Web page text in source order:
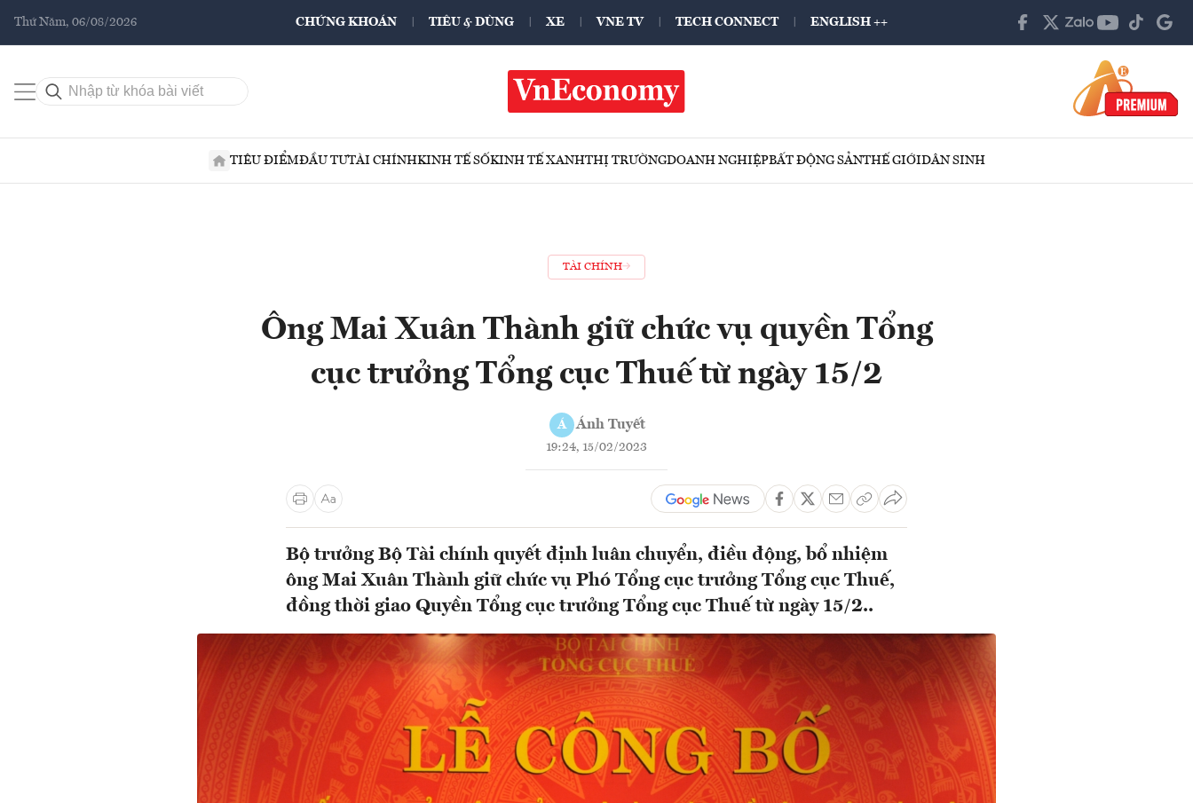
Thứ Năm, 06/08/2026 CHỨNG KHOÁN TIÊU & DÙNG XE VNE TV TECH CONNECT ENGLISH ++
TIÊU ĐIỂMĐẦU TƯTÀI CHÍNHKINH TẾ SỐKINH TẾ XANHTHỊ TRƯỜNGDOANH NGHIỆPBẤT ĐỘNG SẢNTHẾ GIỚIDÂN SINH
TÀI CHÍNH
Ông Mai Xuân Thành giữ chức vụ quyền Tổng
cục trưởng Tổng cục Thuế từ ngày 15/2
Á Ánh Tuyết
19:24, 15/02/2023
Bộ trưởng Bộ Tài chính quyết định luân chuyển, điều động, bổ nhiệm
ông Mai Xuân Thành giữ chức vụ Phó Tổng cục trưởng Tổng cục Thuế,
đồng thời giao Quyền Tổng cục trưởng Tổng cục Thuế từ ngày 15/2..